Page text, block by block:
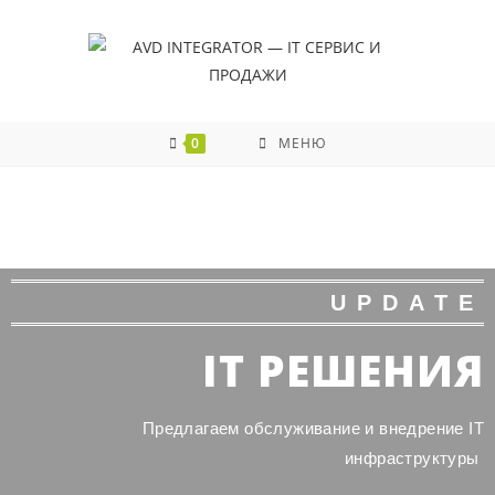
0 МЕНЮ
UPDATE
IT РЕШЕНИЯ
Предлагаем обслуживание и внедрение IT
инфраструктуры